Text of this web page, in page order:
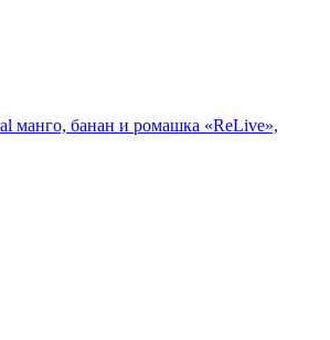
манго, банан и ромашка «ReLive»,